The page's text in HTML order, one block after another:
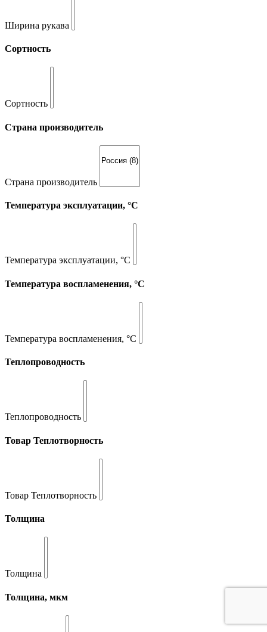
Ширина рукава
Сортность
Сортность
Страна производитель
Страна производитель
Температура эксплуатации, °С
Температура эксплуатации, °С
Температура воспламенения, °С
Температура воспламенения, °С
Теплопроводность
Теплопроводность
Товар Теплотворность
Товар Теплотворность
Толщина
Толщина
Толщина, мкм